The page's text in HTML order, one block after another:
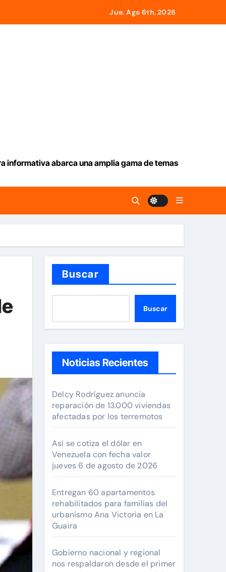
La Guaira
ruta en Ormuz
consecutivas
Jue. Ago 6th, 2026
informativa abarca una amplia gama de temas
Buscar
Buscar
Noticias Recientes
Delcy Rodríguez anuncia
reparación de 13.000 viviendas
afectadas por los terremotos
Así se cotiza el dólar en
Venezuela con fecha valor
jueves 6 de agosto de 2026
Entregan 60 apartamentos
rehabilitados para familias del
urbanismo Ana Victoria en La
Guaira
Gobierno nacional y regional
nos respaldaron desde el primer